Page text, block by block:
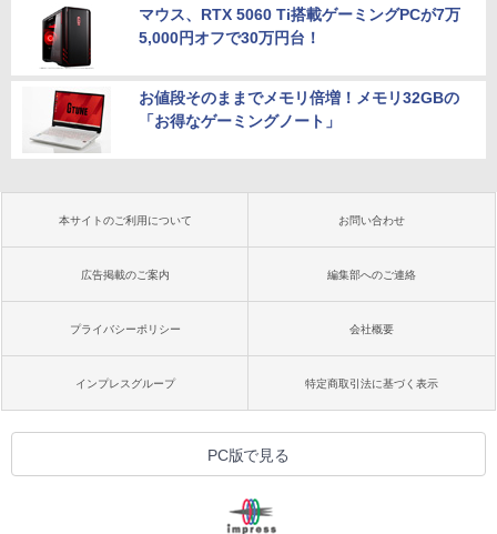
マウス、RTX 5060 Ti搭載ゲーミングPCが7万
5,000円オフで30万円台！
お値段そのままでメモリ倍増！メモリ32GBの
「お得なゲーミングノート」
本サイトのご利用について お問い合わせ
広告掲載のご案内 編集部へのご連絡
プライバシーポリシー 会社概要
インプレスグループ 特定商取引法に基づく表示
PC版で見る